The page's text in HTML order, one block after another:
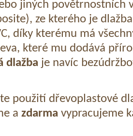
jiných povětrnostních
ze kterého je
díky kterému má
které mu dodává
dlažba je navíc
použití dřevoplastové
a zdarma vypracujeme